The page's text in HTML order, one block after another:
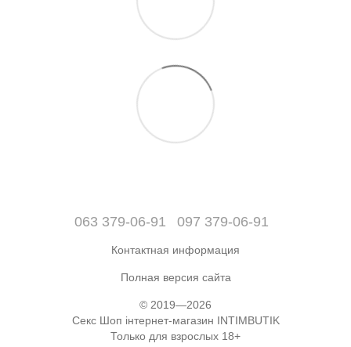
063 379-06-91 097 379-06-91
Контактная информация
Полная версия сайта
© 2019—2026
Секс Шоп інтернет-магазин INTIMBUTIK
Только для взрослых 18+